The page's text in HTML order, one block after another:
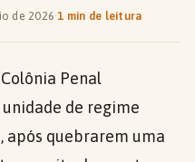
de 2026·1 min de leitura
Penal
unidade de regime
após quebrarem uma